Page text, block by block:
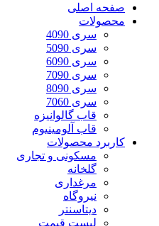
صفحه اصلی
محصولات
سری 4090
سری 5090
سری 6090
سری 7090
سری 8090
سری 7060
قاب گالوانیزه
قاب آلومینیوم
کاربرد محصولات
مسکونی و تجاری
گلخانه
مرغداری
نیروگاه
دیتاسنتر
لیست قیمت